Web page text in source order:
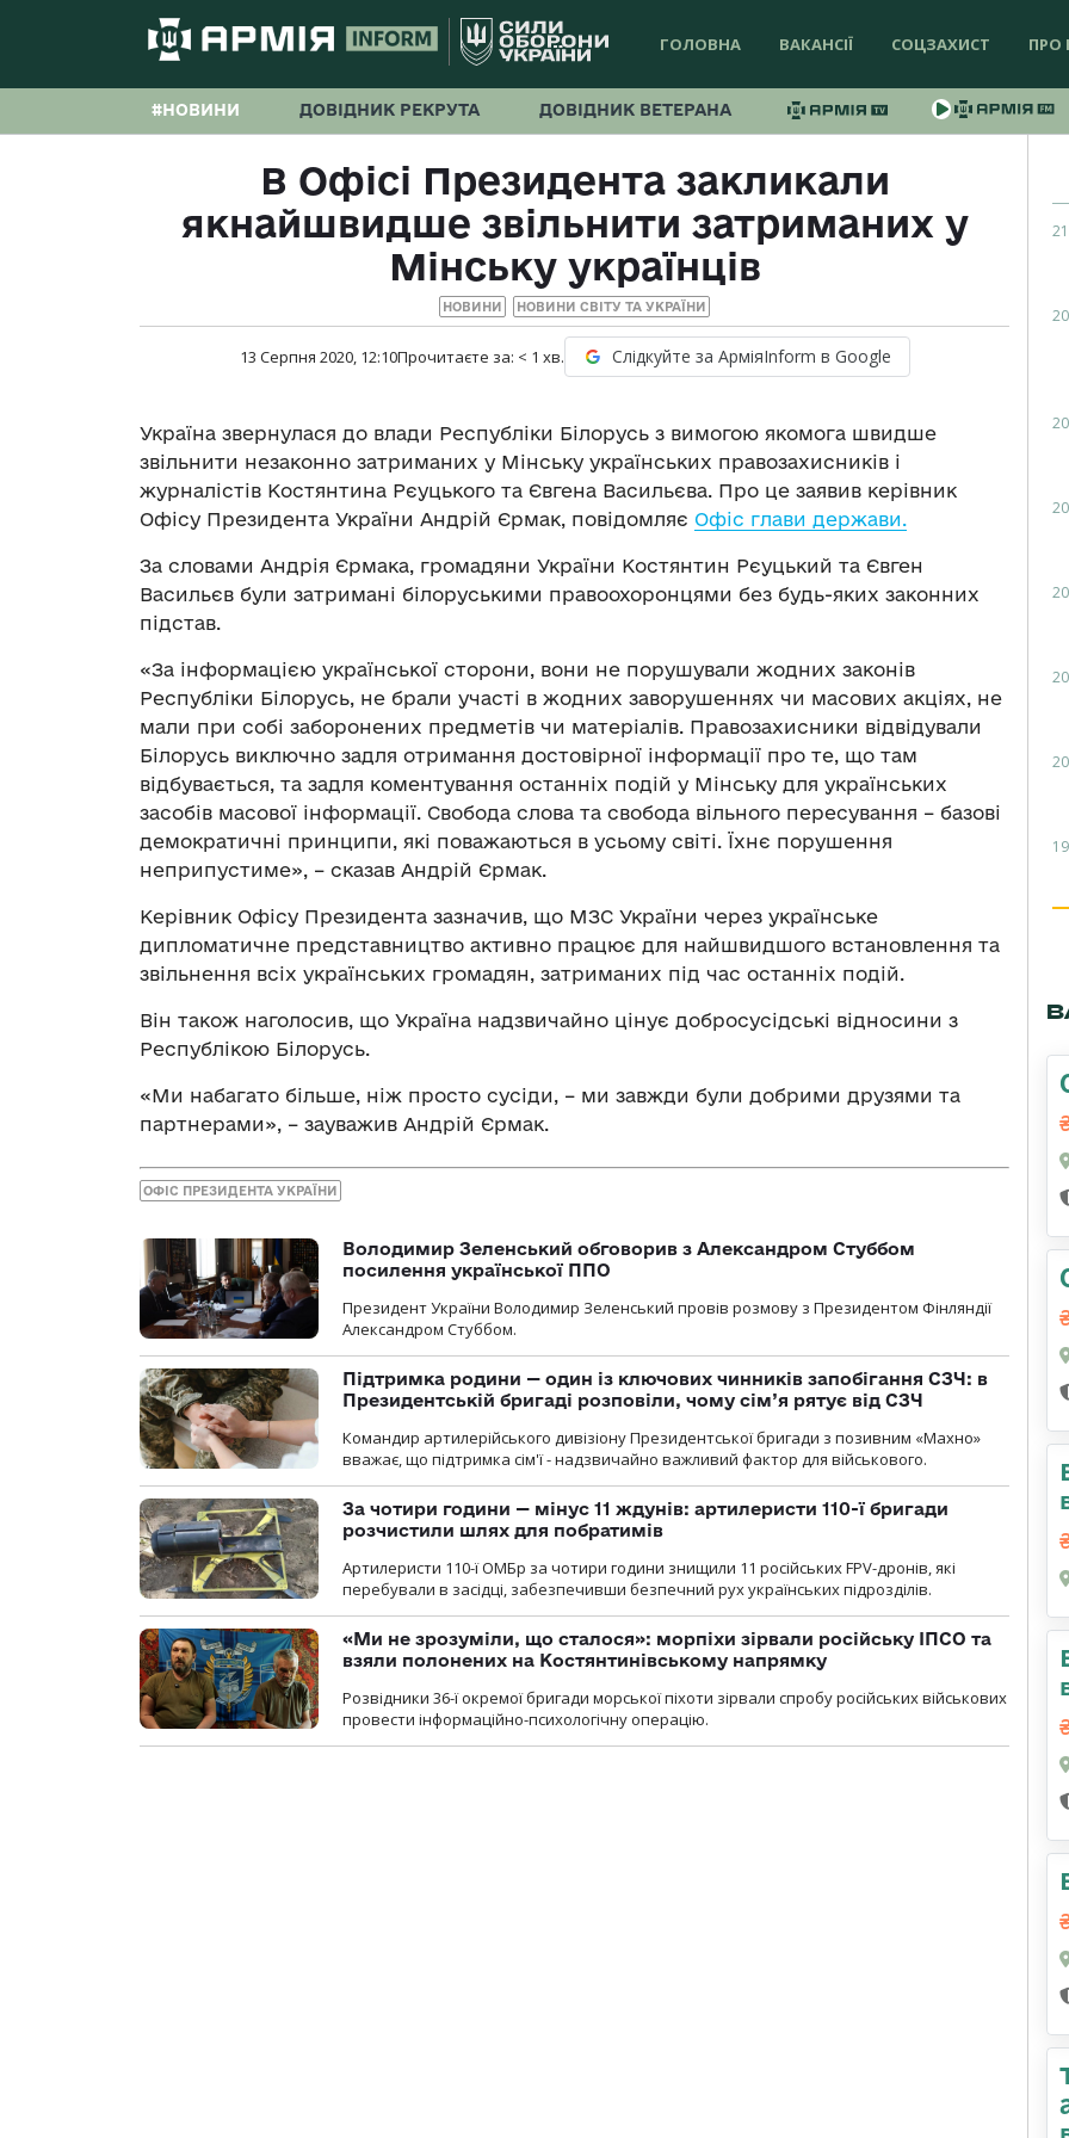
ГОЛОВНА ВАКАНСІЇ СОЦЗАХИСТ ПРО
#НОВИНИ ДОВІДНИК РЕКРУТА ДОВІДНИК ВЕТЕРАНА
В Офісі Президента закликали
якнайшвидше звільнити затриманих у
Мінську українців
НОВИНИ НОВИНИ СВІТУ ТА УКРАЇНИ
13 Серпня 2020, 12:10Прочитаєте за: < 1 хв. Слідкуйте за АрміяInform в Google
Україна звернулася до влади Республіки Білорусь з вимогою якомога швидше
звільнити незаконно затриманих у Мінську українських правозахисників і
журналістів Костянтина Рєуцького та Євгена Васильєва. Про це заявив керівник
Офісу Президента України Андрій Єрмак, повідомляє Офіс глави держави.
За словами Андрія Єрмака, громадяни України Костянтин Рєуцький та Євген
Васильєв були затримані білоруськими правоохоронцями без будь-яких законних
підстав.
«За інформацією української сторони, вони не порушували жодних законів
Республіки Білорусь, не брали участі в жодних заворушеннях чи масових акціях, не
мали при собі заборонених предметів чи матеріалів. Правозахисники відвідували
Білорусь виключно задля отримання достовірної інформації про те, що там
відбувається, та задля коментування останніх подій у Мінську для українських
засобів масової інформації. Свобода слова та свобода вільного пересування – базові
демократичні принципи, які поважаються в усьому світі. Їхнє порушення
неприпустиме», – сказав Андрій Єрмак.
Керівник Офісу Президента зазначив, що МЗС України через українське
дипломатичне представництво активно працює для найшвидшого встановлення та
звільнення всіх українських громадян, затриманих під час останніх подій.
Він також наголосив, що Україна надзвичайно цінує добросусідські відносини з
Республікою Білорусь.
«Ми набагато більше, ніж просто сусіди, – ми завжди були добрими друзями та
партнерами», – зауважив Андрій Єрмак.
ОФІС ПРЕЗИДЕНТА УКРАЇНИ
Володимир Зеленський обговорив з Александром Стуббом
посилення української ППО
Президент України Володимир Зеленський провів розмову з Президентом Фінляндії
Александром Стуббом.
Підтримка родини — один із ключових чинників запобігання СЗЧ: в
Президентській бригаді розповіли, чому сім’я рятує від СЗЧ
Командир артилерійського дивізіону Президентської бригади з позивним «Махно»
вважає, що підтримка сім'ї - надзвичайно важливий фактор для військового.
За чотири години — мінус 11 ждунів: артилеристи 110-ї бригади
розчистили шлях для побратимів
Артилеристи 110-ї ОМБр за чотири години знищили 11 російських FPV-дронів, які
перебували в засідці, забезпечивши безпечний рух українських підрозділів.
«Ми не зрозуміли, що сталося»: морпіхи зірвали російську ІПСО та
взяли полонених на Костянтинівському напрямку
Розвідники 36-ї окремої бригади морської піхоти зірвали спробу російських військових
провести інформаційно-психологічну операцію.